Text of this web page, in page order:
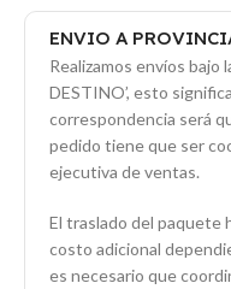
ENVIO A
Realizamos envíos bajo
DESTINO’, esto
correspondencia será
pedido tiene que ser
ejecutiva de ventas.
El traslado del paquete
costo adicional
es necesario que